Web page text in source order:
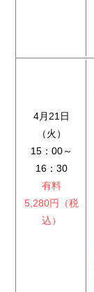
4月21日
（火）
15：00～
16：30
有料
5,280円（税
込）